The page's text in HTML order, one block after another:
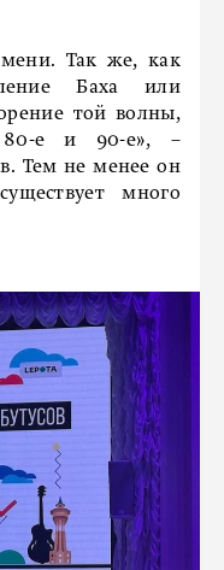
Так же, как
Баха или
той волны,
80-е и 90-е», –
Тем не менее он
много